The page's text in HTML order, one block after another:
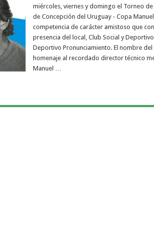
miércoles, viernes y domingo el Torneo de
de Concepción del Uruguay - Copa Manuel
competencia de carácter amistoso que
presencia del local, Club Social y
Deportivo Pronunciamiento. El nombre del
homenaje al recordado director técnico
Manuel …